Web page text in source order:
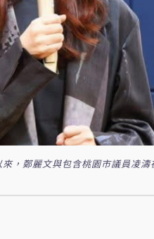
，鄭麗文與包含桃園市議員凌